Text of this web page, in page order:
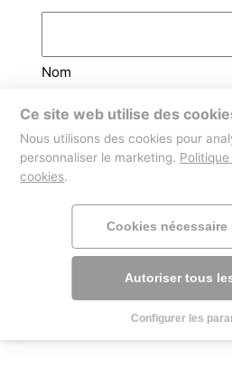
Nom
Email (Nécessaire)
Téléphone
Ce site web utilise des
Nous utilisons des cookies pour
personnaliser le marketing.
cookies.
Cookies
Autoriser tous
Configurer les